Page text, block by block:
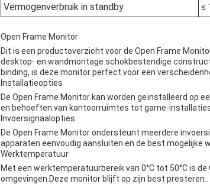
Vermogenverbruik in standby
≤
Open Frame Monitor
Dit is een productoverzicht voor de Open Frame
desktop- en wandmontage.schokbestendige
binding, is deze monitor perfect voor een
Installatieopties
De Open Frame Monitor kan worden geïnstalleerd op
en behoeften.van kantoorruimtes tot game-
Invoersignaalopties
De Open Frame Monitor ondersteunt meerdere
apparaten eenvoudig aansluiten en de best mogelijke
Werktemperatuur
Met een werktemperatuurbereik van 0°C tot 50°C is
omgevingen.Deze monitor blijft op zijn best presteren..